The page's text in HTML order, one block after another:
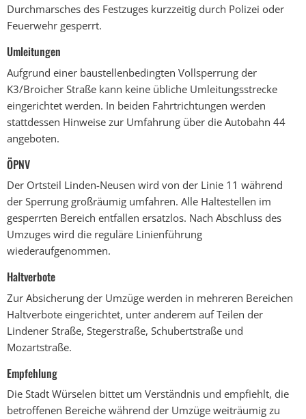
Durchmarsches des Festzuges kurzzeitig durch Polizei oder
Feuerwehr gesperrt.
Umleitungen
Aufgrund einer baustellenbedingten Vollsperrung der
K3/Broicher Straße kann keine übliche Umleitungsstrecke
eingerichtet werden. In beiden Fahrtrichtungen werden
stattdessen Hinweise zur Umfahrung über die Autobahn 44
angeboten.
ÖPNV
Der Ortsteil Linden-Neusen wird von der Linie 11 während
der Sperrung großräumig umfahren. Alle Haltestellen im
gesperrten Bereich entfallen ersatzlos. Nach Abschluss des
Umzuges wird die reguläre Linienführung
wiederaufgenommen.
Haltverbote
Zur Absicherung der Umzüge werden in mehreren Bereichen
Haltverbote eingerichtet, unter anderem auf Teilen der
Lindener Straße, Stegerstraße, Schubertstraße und
Mozartstraße.
Empfehlung
Die Stadt Würselen bittet um Verständnis und empfiehlt, die
betroffenen Bereiche während der Umzüge weiträumig zu